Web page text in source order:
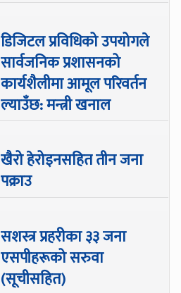
डिजिटल प्रविधिको उपयोगले
सार्वजनिक प्रशासनको
कार्यशैलीमा आमूल परिवर्तन
ल्याउँछ: मन्त्री खनाल
खैरो हेरोइनसहित तीन जना
पक्राउ
सशस्त्र प्रहरीका ३३ जना
एसपीहरूको सरुवा
(सूचीसहित)